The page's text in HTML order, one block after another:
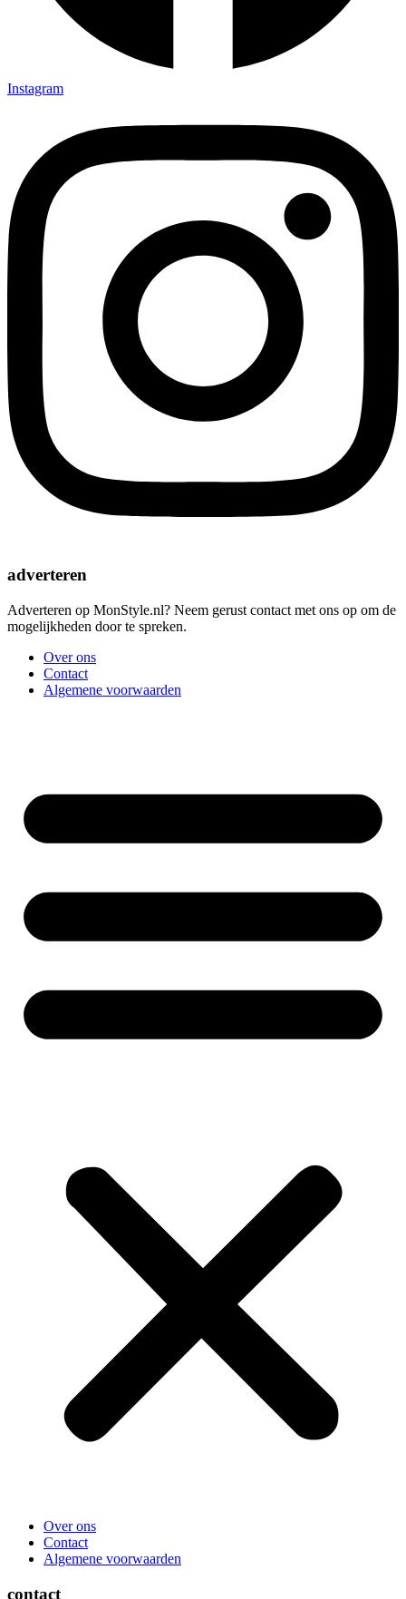
Instagram
adverteren
Adverteren op MonStyle.nl? Neem gerust contact met ons op om de
mogelijkheden door te spreken.
Over ons
Contact
Algemene voorwaarden
Over ons
Contact
Algemene voorwaarden
contact